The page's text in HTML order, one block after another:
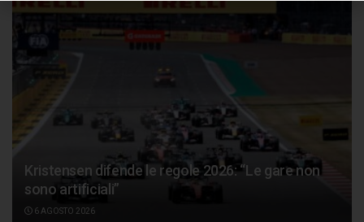
Kristensen difende le regole 2026: “Le gare non
sono artificiali”
6 AGOSTO 2026